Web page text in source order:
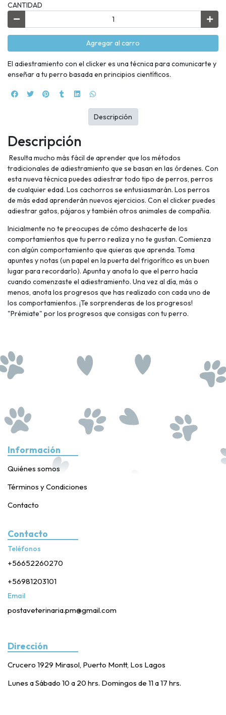
CANTIDAD
Agregar al carro
El adiestramiento con el clicker es una técnica para comunicarte y
enseñar a tu perro basada en principios científicos.
Descripción
Resulta mucho más fácil de aprender que los métodos
tradicionales de adiestramiento que se basan en las órdenes. Con
esta nueva técnica puedes adiestrar todo tipo de perros, perros
de cualquier edad. Los cachorros se entusiasmarán. Los perros
de más edad aprenderán nuevos ejercicios. Con el clicker puedes
adiestrar gatos, pájaros y también otros animales de compañia.
Inicialmente no te preocupes de cómo deshacerte de los
comportamientos que tu perro realiza y no te gustan. Comienza
con algún comportamiento que quieras que aprenda. Toma
apuntes y notas (un papel en la puerta del frigorífico es un buen
lugar para recordarlo). Apunta y anota lo que el perro hacía
cuando comenzaste el adiestramiento. Una vez al día, más o
menos, anota los progresos que has realizado con cada uno de
los comportamientos. ¡Te sorprenderas de los progresos!
"Prémiate" por los progresos que consigas con tu perro.
Descripción
Información
Quiénes somos
Términos y Condiciones
Contacto
Contacto
Teléfonos
+56652260270
+56981203101
Email
postaveterinaria.pm@gmail.com
Dirección
Crucero 1929 Mirasol, Puerto Montt, Los Lagos
Lunes a Sábado 10 a 20 hrs. Domingos de 11 a 17 hrs.